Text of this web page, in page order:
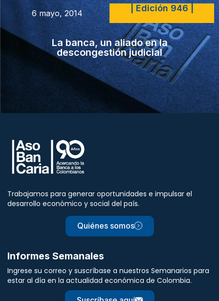
6 mayo, 2014 | Edición 946 |
La banca, un aliado en la
descongestión judicial
Trabajamos para generar oportunidades e impulsar el
desarrollo económico y social del país.
Quiénes somos
Informes Semanales
Ingrese su correo y suscríbase a nuestros Semanarios para
estar al día en la actualidad económica de Colombia.